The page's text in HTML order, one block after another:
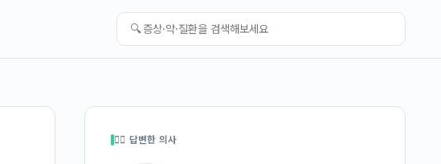
🔍
👩‍⚕️ 답변한 의사